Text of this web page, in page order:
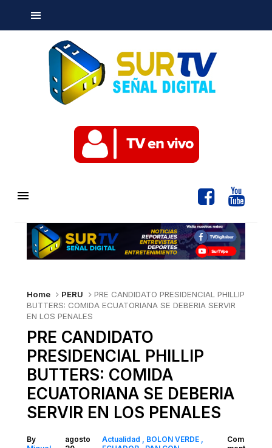
Home PERU
PRE CANDIDATO PRESIDENCIAL PHILLIP
BUTTERS: COMIDA ECUATORIANA SE DEBERIA SERVIR
EN LOS PENALES
PRE CANDIDATO
PRESIDENCIAL PHILLIP
BUTTERS: COMIDA
ECUATORIANA SE DEBERIA
SERVIR EN LOS PENALES
By
agosto
Actualidad
BOLON VERDE
Com